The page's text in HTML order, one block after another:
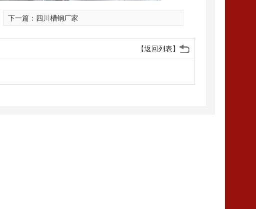
下一篇： 四川槽钢厂家
【返回列表】